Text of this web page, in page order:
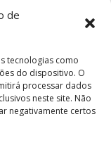
de
tecnologias como
do dispositivo. O
processar dados
neste site. Não
negativamente certos